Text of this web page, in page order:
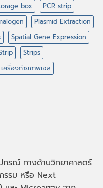
box
PCR strip
Plasmid Extraction
Spatial Gene Expression
Strips
เครื่องถ่ายภาพเจล
กรณ์ ทางด้านวิทยาศาสตร์
รรม หรือ Next